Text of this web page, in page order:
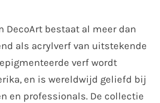
DecoArt bestaat al meer dan
als acrylverf van uitstekende
verf wordt
en is wereldwijd geliefd bij
en professionals. De collectie